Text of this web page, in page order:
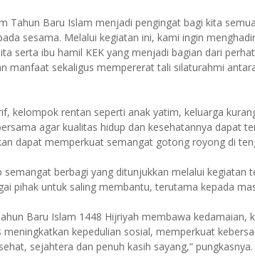
Tahun Baru Islam menjadi pengingat bagi kita
sesama. Melalui kegiatan ini, kami ingin
serta ibu hamil KEK yang menjadi bagian dari
manfaat sekaligus mempererat tali silaturahmi
kelompok rentan seperti anak yatim, keluarga
agar kualitas hidup dan kesehatannya dapat
dapat memperkuat semangat gotong royong di
semangat berbagi yang ditunjukkan melalui
pihak untuk saling membantu, terutama kepada
Baru Islam 1448 Hijriyah membawa
meningkatkan kepedulian sosial, memperkuat
sejahtera dan penuh kasih sayang,” pungkasnya.